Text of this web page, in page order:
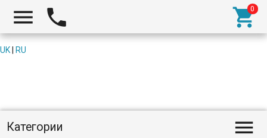
  
UK RU
Категории 